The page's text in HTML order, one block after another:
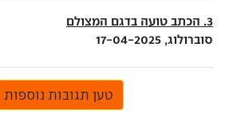
3. הכתב טועה בדגם המצולם
סוברולוג, 17-04-2025
טען תגובות נוספות